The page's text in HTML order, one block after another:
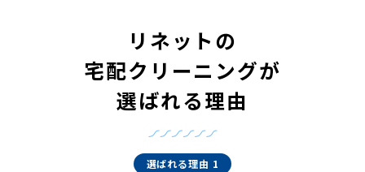
リネットの
宅配クリーニングが
選ばれる理由
選ばれる理由 1